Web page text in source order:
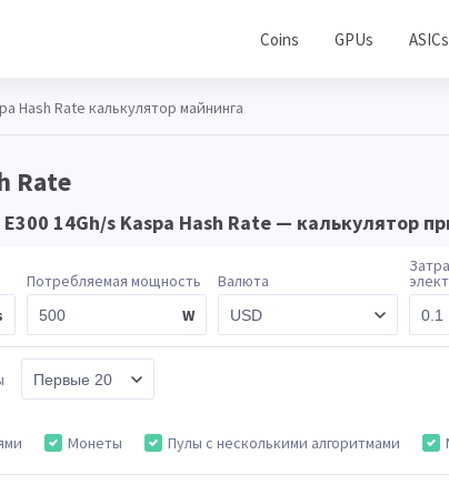
Coins GPUs ASICs
Hash Rate калькулятор майнинга
Rate
14Gh/s Kaspa Hash Rate — калькулятор
Потребляемая мощность
W
Валюта
Монеты Пулы с несколькими алгоритмами